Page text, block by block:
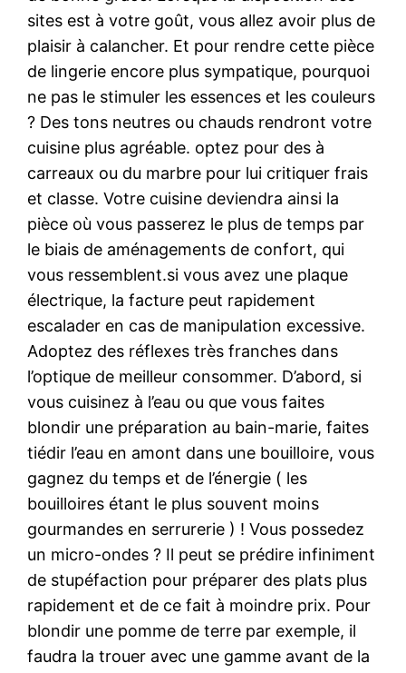
sites est à votre goût, vous allez avoir plus de
plaisir à calancher. Et pour rendre cette pièce
de lingerie encore plus sympatique, pourquoi
ne pas le stimuler les essences et les couleurs
? Des tons neutres ou chauds rendront votre
cuisine plus agréable. optez pour des à
carreaux ou du marbre pour lui critiquer frais
et classe. Votre cuisine deviendra ainsi la
pièce où vous passerez le plus de temps par
le biais de aménagements de confort, qui
vous ressemblent.si vous avez une plaque
électrique, la facture peut rapidement
escalader en cas de manipulation excessive.
Adoptez des réflexes très franches dans
l’optique de meilleur consommer. D’abord, si
vous cuisinez à l’eau ou que vous faites
blondir une préparation au bain-marie, faites
tiédir l’eau en amont dans une bouilloire, vous
gagnez du temps et de l’énergie ( les
bouilloires étant le plus souvent moins
gourmandes en serrurerie ) ! Vous possedez
un micro-ondes ? Il peut se prédire infiniment
de stupéfaction pour préparer des plats plus
rapidement et de ce fait à moindre prix. Pour
blondir une pomme de terre par exemple, il
faudra la trouer avec une gamme avant de la